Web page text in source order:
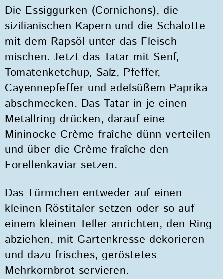
Die Essiggurken (Cornichons), die
sizilianischen Kapern und die Schalotte
mit dem Rapsöl unter das Fleisch
mischen. Jetzt das Tatar mit Senf,
Tomatenketchup, Salz, Pfeffer,
Cayennepfeffer und edelsüßem Paprika
abschmecken. Das Tatar in je einen
Metallring drücken, darauf eine
Mininocke Crème fraîche dünn verteilen
und über die Crème fraîche den
Forellenkaviar setzen.
Das Türmchen entweder auf einen
kleinen Röstitaler setzen oder so auf
einem kleinen Teller anrichten, den Ring
abziehen, mit Gartenkresse dekorieren
und dazu frisches, geröstetes
Mehrkornbrot servieren.